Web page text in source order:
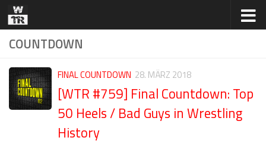
Zum Inhalt springen
COUNTDOWN
FINAL COUNTDOWN 28. MÄRZ 2018
[WTR #759] Final Countdown: Top
50 Heels / Bad Guys in Wrestling
History